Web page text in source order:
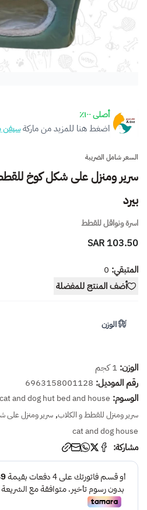
أصلى ١٠٠٪
اضغط هنا للمزيد من ماركةسيفن
السعر شامل الضريبة
سرير ومنزل على شكل كوخ
بيرد
اسرة ونواقل للقطط
103.50 SAR
المتبقي: 0
أضف المنتج للمفضلة
الوزن
الوزن: 1 كجم
رقم الموديل: 6963158001128
الوسوم: cat and dog hut bed and house
سرير ومنزل للقطط و الكلاب, سرير ومنزل على
cat and dog house
مشاركة: